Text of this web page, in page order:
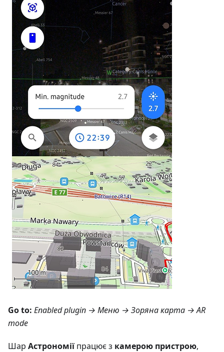
Go to: Enabled plugin → Меню → Зоряна карта → AR
mode
Шар Астрономії працює з камерою пристрою,